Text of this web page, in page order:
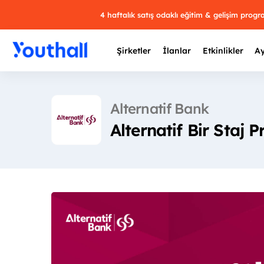
4 haftalık satış odaklı eğitim & gelişim
Şirketler İlanlar Etkinlikler
Alternatif Bank
Alternatif Bir Staj